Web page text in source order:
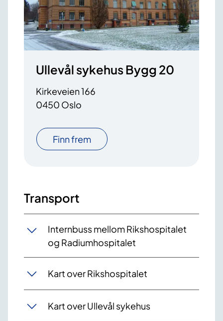
Ullevål sykehus Bygg 20
Kirkeveien 166
0450 Oslo
Finn frem
Transport
Internbuss mellom Rikshospitalet
og Radiumhospitalet
Kart over Rikshospitalet
Kart over Ullevål sykehus